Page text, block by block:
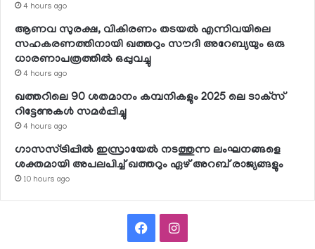
4 hours ago
ആണവ സുരക്ഷ, വികിരണം തടയല്‍ എന്നിവയിലെ
സഹകരണത്തിനായി ഖത്തറും സൗദി അറേബ്യയും ഒരു
ധാരണാപത്രത്തില്‍ ഒപ്പുവച്ചു
4 hours ago
ഖത്തറിലെ 90 ശതമാനം കമ്പനികളും 2025 ലെ ടാക്‌സ്
റിട്ടേണുകള്‍ സമര്‍പ്പിച്ചു
4 hours ago
ഗാസസ്ട്രിപ്പില്‍ ഇസ്രായേല്‍ നടത്തുന്ന ലംഘനങ്ങളെ
ശക്തമായി അപലപിച്ച് ഖത്തറും ഏഴ് അറബ് രാജ്യങ്ങളും
10 hours ago
FacebookInstagram